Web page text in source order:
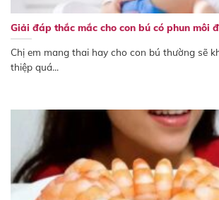
Giải đáp thắc mắc cho con bú có phun môi
Chị em mang thai hay cho con bú thường sẽ
thiệp quá...